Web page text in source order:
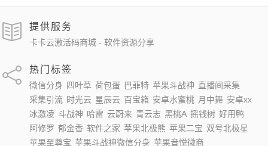
提供服务
卡卡云激活码商城 - 软件资源分享
热门标签
微信分身 四叶草 荷包蛋 巴菲特 苹果斗战神 直播间采集
采集引流 时光云 星辰云 百宝箱 安卓水蜜桃 月中舞 安卓xx
冰激凌 斗战神 哈雷 云蔚来 青云志 黑桃A 摇钱树 好用鸭
阿修罗 郁金香 软件之家 苹果北极熊 苹果二宝 双号北极星
苹果至尊宝 苹果斗战神微信分身 苹果音悦微商